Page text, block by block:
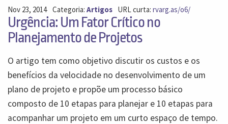
Nov 23, 2014 Categoria: Artigos URL curta:rvarg.as/o6/
Urgência: Um Fator Crítico no
Planejamento de Projetos
O artigo tem como objetivo discutir os custos e os
benefícios da velocidade no desenvolvimento de um
plano de projeto e propõe um processo básico
composto de 10 etapas para planejar e 10 etapas para
acompanhar um projeto em um curto espaço de tempo.